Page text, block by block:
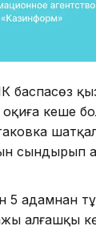
баспасөз
кеше
сындырып
5 адамнан
алғашқы